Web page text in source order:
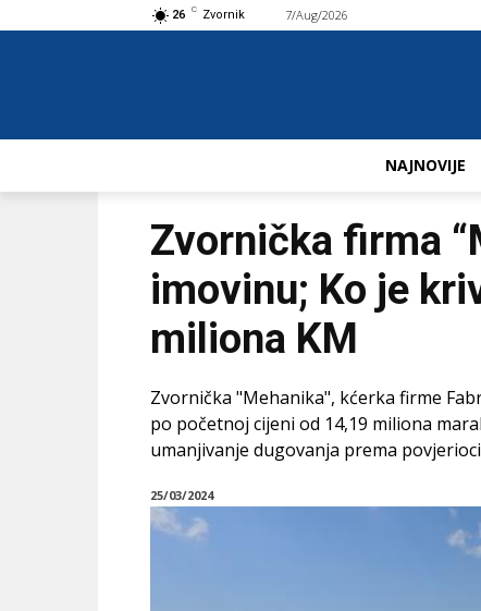
26 C Zvornik 7/Aug/2026
NAJNOVIJE
Zvornička firma
imovinu; Ko je
miliona KM
Zvornička "Mehanika", kćerka firme
po početnoj cijeni od 14,19 miliona
umanjivanje dugovanja prema
25/03/2024